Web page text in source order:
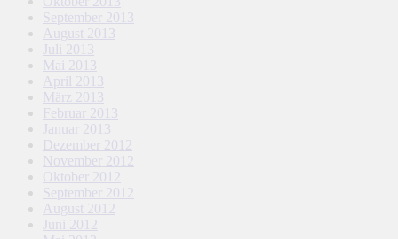
September 2013
August 2013
Juli 2013
Mai 2013
April 2013
März 2013
Februar 2013
Januar 2013
Dezember 2012
November 2012
Oktober 2012
September 2012
August 2012
Juni 2012